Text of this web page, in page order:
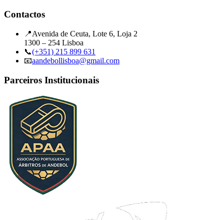
Contactos
📍Avenida de Ceuta, Lote 6, Loja 2
1300 – 254 Lisboa
📞(+351) 215 899 631
📧aandebollisboa@gmail.com
Parceiros Institucionais